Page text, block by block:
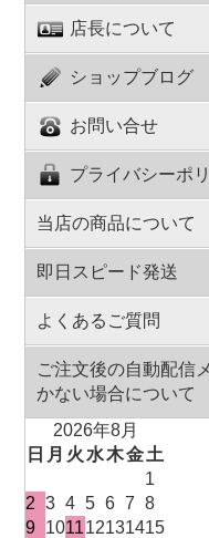
店長について
ショップブログ
お問い合せ
プライバシーポ
当店の商品について
即日スピード発送
よくあるご質問
ご注文後の自動配信
かない場合について
2026年8月
日 月 火 水木金土
1
2
3 4 5 6 7
8
9 101112131415